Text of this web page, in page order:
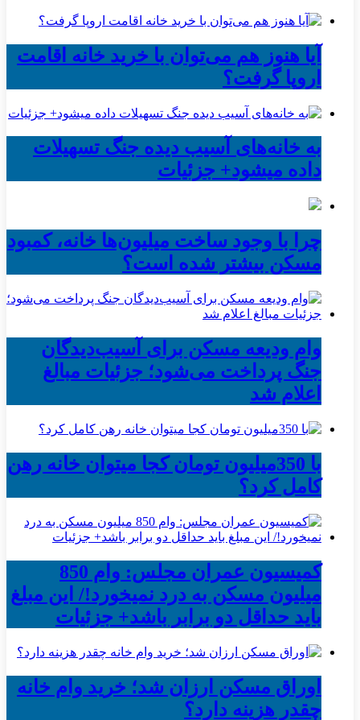
آیا هنوز هم می‌توان با خرید خانه اقامت
اروپا گرفت؟
به خانه‌های آسیب دیده جنگ تسهیلات
داده میشود+ جزئیات
چرا با وجود ساخت میلیون‌ها خانه، کمبود
مسکن بیشتر شده است؟
وام ودیعه مسکن برای آسیب‌دیدگان
جنگ پرداخت می‌شود؛ جزئیات مبالغ
اعلام شد
با 350میلیون تومان کجا میتوان خانه رهن
کامل کرد؟
کمیسیون عمران مجلس: وام 850
میلیون مسکن به درد نمیخورد!/ این مبلغ
باید حداقل دو برابر باشد+ جزئیات
اوراق مسکن ارزان شد؛ خرید وام خانه
چقدر هزینه دارد؟